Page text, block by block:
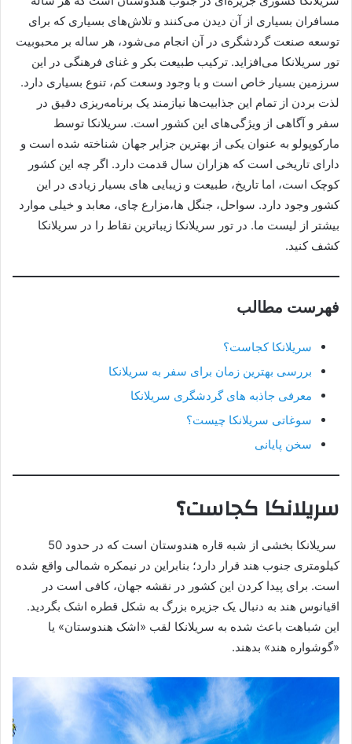
مسافران بسیاری از آن دیدن می‌کنند و تلاش‌های بسیاری که برای
توسعه صنعت گردشگری در آن انجام می‌شود، هر ساله بر محبوبیت
تور سریلانکا می‌افزاید. ترکیب طبیعت بکر و غنای فرهنگی در این
سرزمین بسیار خاص است و با وجود وسعت کم، تنوع بسیاری دارد.
لذت بردن از تمام این جذابیت‌ها نیازمند یک برنامه‌ریزی دقیق در
سفر و آگاهی از ویژگی‌های این کشور است. سریلانکا توسط
مارکوپولو به عنوان یکی از بهترین جزایر جهان شناخته شده است و
دارای تاریخی است که هزاران سال قدمت دارد. اگر چه این کشور
کوچک است، اما تاریخ، طبیعت و زیبایی های بسیار زیادی در این
کشور وجود دارد. سواحل، جنگل ها،مزارع چای، معابد و خیلی موارد
بیشتر از لیست ما. در تور سریلانکا زیباترین نقاط را در سریلانکا
کشف کنید.
فهرست مطالب
سریلانکا کجاست؟
بررسی بهترین زمان برای سفر به سریلانکا
معرفی جاذبه های گردشگری سریلانکا
سوغاتی سریلانکا چیست؟
سخن پایانی
سریلانکا کجاست؟
سریلانکا بخشی از شبه قاره هندوستان است که در حدود 50
کیلومتری جنوب هند قرار دارد؛ بنابراین در نیمکره شمالی واقع شده
است. برای پیدا کردن این کشور در نقشه جهان، کافی است در
اقیانوس هند به دنبال یک جزیره بزرگ به شکل قطره اشک بگردید.
این شباهت باعث شده به سریلانکا لقب «اشک هندوستان» یا
«گوشواره هند» بدهند.